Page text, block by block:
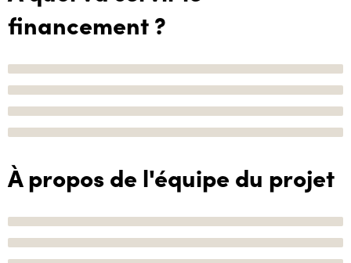
financement ?
À propos de l'équipe du projet